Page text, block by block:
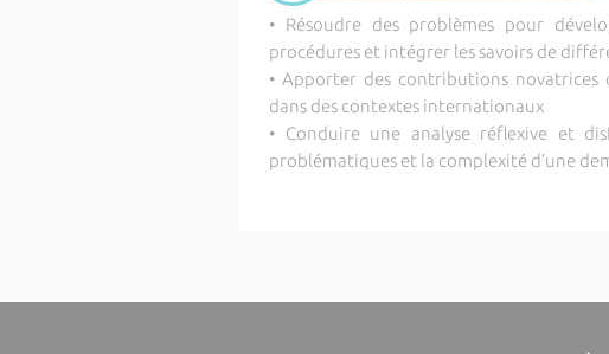
• Résoudre des problèmes pour
procédures et intégrer les savoirs de
• Apporter des contributions novatrices
dans des contextes internationaux
• Conduire une analyse réflexive et
problématiques et la complexité d’une